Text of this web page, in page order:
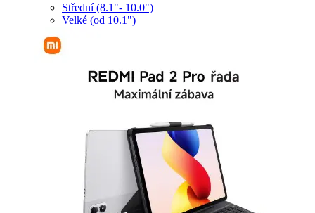
Střední (8.1"- 10.0")
Velké (od 10.1")